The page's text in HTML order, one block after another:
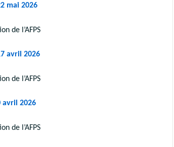
mai 2026
de l’AFPS
avril 2026
de l’AFPS
avril 2026
de l’AFPS